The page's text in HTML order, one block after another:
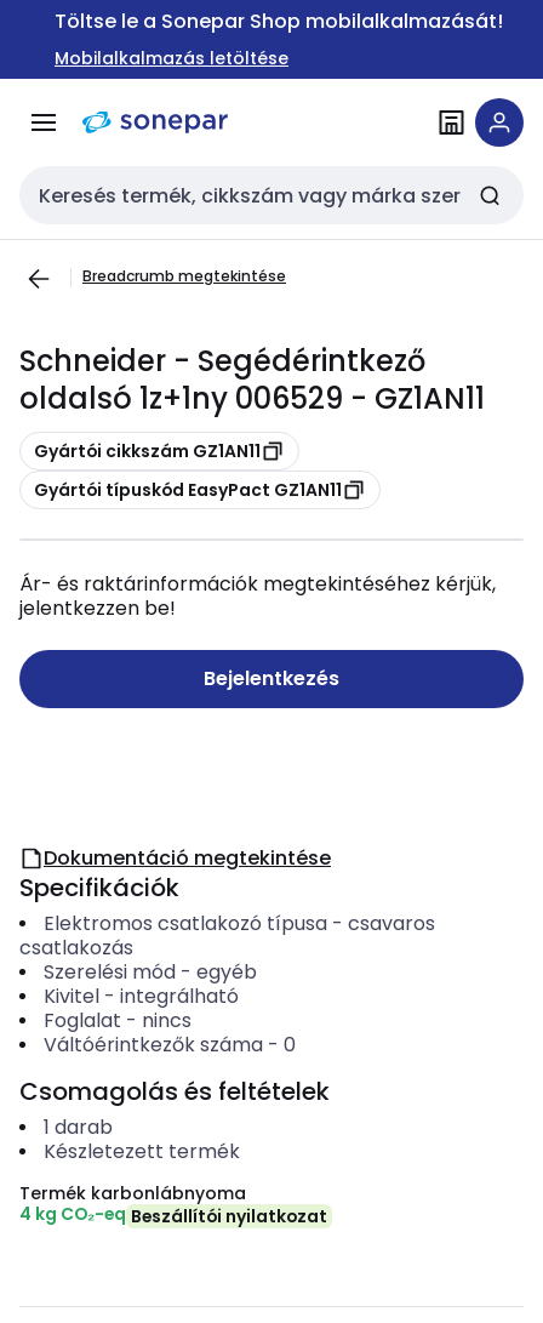
Ugrás a
Ugrás a
tartalomra
Töltse le a Sonepar Shop mobilalkalmazását!
Mobilalkalmazás letöltése
Keresési bemenet
Breadcrumb megtekintése
Schneider - Segédérintkező
oldalsó 1z+1ny 006529 - GZ1AN11
Másolás
Gyártói cikkszám GZ1AN11
Másolás
Gyártói típuskód EasyPact GZ1AN11
Ár- és raktárinformációk megtekintéséhez kérjük,
jelentkezzen be!
Bejelentkezés
Dokumentáció megtekintése
Specifikációk
Elektromos csatlakozó típusa- csavaros
csatlakozás
Szerelési mód- egyéb
Kivitel- integrálható
Foglalat - nincs
Váltóérintkezők száma- 0
Csomagolás és feltételek
1 darab
Készletezett termék
Termék karbonlábnyoma
4 kg CO₂-eq Beszállítói nyilatkozat